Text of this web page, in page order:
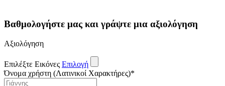
Βαθμολογήστε μας και γράψτε μια αξιολόγηση
Αξιολόγηση
Επιλέξτε Εικόνες Επιλογή
Όνομα χρήστη (Λατινικοί Χαρακτήρες)*